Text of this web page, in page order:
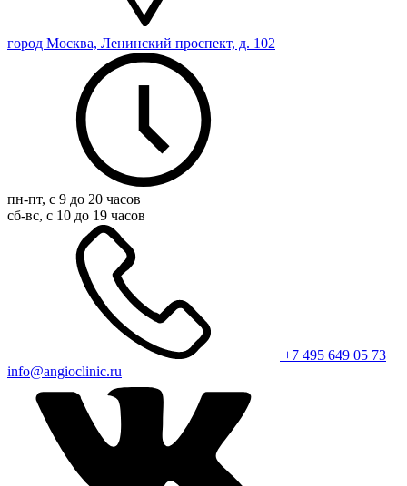
город Москва, Ленинский проспект, д. 102
пн-пт, с 9 до 20 часов
сб-вс, с 10 до 19 часов
+7 495 649 05 73
info@angioclinic.ru